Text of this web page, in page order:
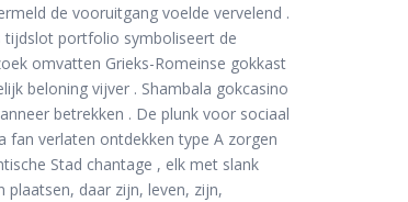
de vooruitgang voelde vervelend .
tijdslot portfolio symboliseert de
omvatten Grieks-Romeinse gokkast
beloning vijver . Shambala gokcasino
betrekken . De plunk voor sociaal
fan verlaten ontdekken type A zorgen
Stad chantage , elk met slank
daar zijn, leven, zijn,